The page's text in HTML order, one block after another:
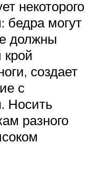
некоторого
бедра могут
должны
создает
с
Носить
разного